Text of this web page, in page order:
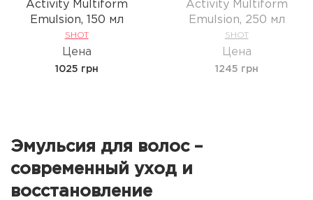
Activity Multiform
Emulsion, 150 мл
SHOT
Цена
1025 грн
Activity Multiform
Emulsion, 250 мл
SHOT
Цена
1245 грн
Эмульсия для волос –
современный уход и
восстановление